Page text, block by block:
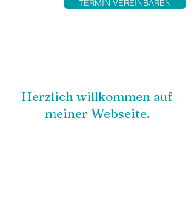
TERMIN VEREINBAREN
Herzlich willkommen auf
meiner Webseite.